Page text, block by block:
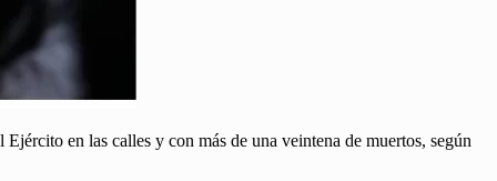
en las calles y con más de una veintena de muertos, según